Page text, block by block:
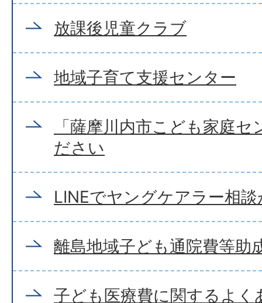
放課後児童クラブ
地域子育て支援センター
「薩摩川内市こども家庭
ださい
LINEでヤングケアラー相
離島地域子ども通院費等助
子ども医療費に関するよく